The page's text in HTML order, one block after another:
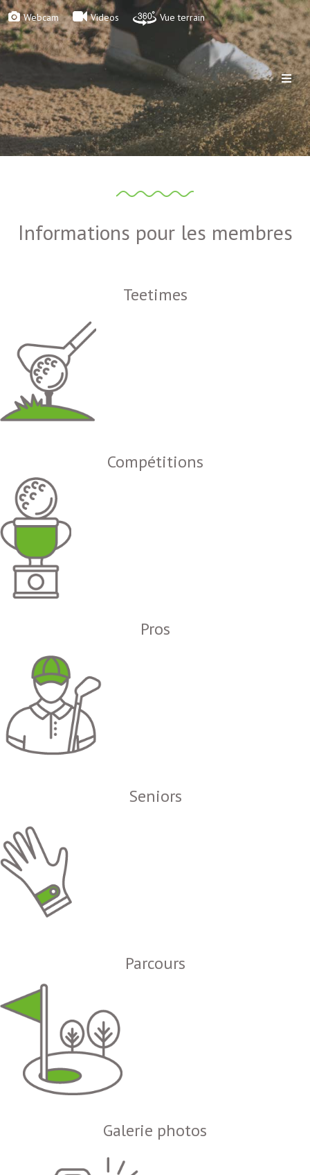
Webcam Videos Vue terrain
Informations pour les membres
Teetimes
Compétitions
Pros
Seniors
Parcours
Galerie photos